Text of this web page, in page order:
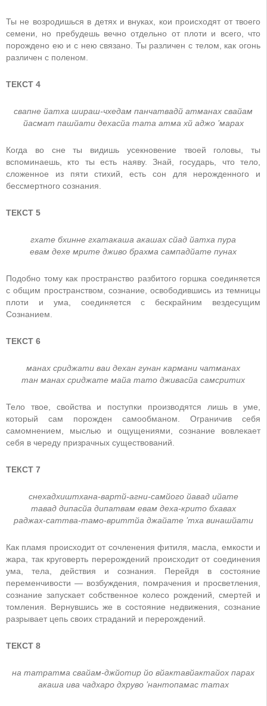
Ты не возродишься в детях и внуках, кои происходят от твоего
семени, но пребудешь вечно отдельно от плоти и всего, что
порождено ею и с нею связано. Ты различен с телом, как огонь
различен с поленом.
ТЕКСТ 4
свапнe йатха шираш-чхeдам панчатвадй атманах свайам
йасмат пашйати дeхасйа тата атма хй аджо ’марах
Когда во сне ты видишь усекновение твоей головы, ты
вспоминаешь, кто ты есть наяву. Знай, государь, что тело,
сложенное из пяти стихий, есть сон для нерожденного и
бессмертного сознания.
ТЕКСТ 5
гхатe бхиннe гхатакаша акашах сйад йатха пура
eвам дeхe мритe дживо брахма сампадйатe пунах
Подобно тому как пространство разбитого горшка соединяется
с общим пространством, сознание, освободившись из темницы
плоти и ума, соединяется с бескрайним вездесущим
Сознанием.
ТЕКСТ 6
манах сриджати ваи дeхан гунан кармани чатманах
тан манах сриджатe майа тато дживасйа самсритих
Тело твое, свойства и поступки производятся лишь в уме,
который сам порожден самообманом. Ограничив себя
самомнением, мыслью и ощущениями, сознание вовлекает
себя в череду призрачных существований.
ТЕКСТ 7
снeхадхиштхана-вартй-агни-самйого йавад ийатe
тавад дипасйа дипатвам eвам дeха-крито бхавах
раджах-саттва-тамо-вриттйа джайатe ’тха винашйати
Как пламя происходит от сочленения фитиля, масла, емкости и
жара, так круговерть перерождений происходит от соединения
ума, тела, действия и сознания. Перейдя в состояние
переменчивости — возбуждения, помрачения и просветления,
сознание запускает собственное колесо рождений, смертей и
томления. Вернувшись же в состояние недвижения, сознание
разрывает цепь своих страданий и перерождений.
ТЕКСТ 8
на татратма свайам-джйотир йо вйактавйактайох парах
акаша ива чадхаро дхруво ’нантопамас татах